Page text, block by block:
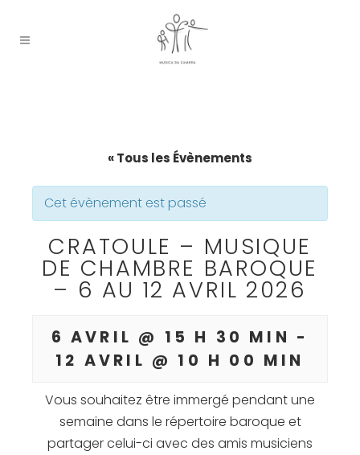
« Tous les Évènements
Cet évènement est passé
CRATOULE – MUSIQUE
DE CHAMBRE BAROQUE
– 6 AU 12 AVRIL 2026
6 AVRIL @ 15 H 30 MIN -
12 AVRIL @ 10 H 00 MIN
Vous souhaitez être immergé pendant une
semaine dans le répertoire baroque et
partager celui-ci avec des amis musiciens